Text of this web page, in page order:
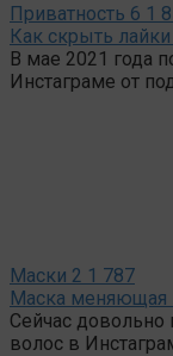
Приватность 6 1
Как скрыть
В мае 2021 года
Инстаграме от
Маски 2 1 787
Маска меняющая
Сейчас
волос в